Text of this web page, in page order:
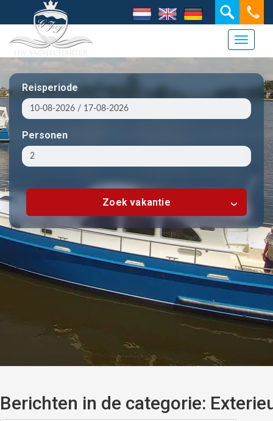
Reisperiode
Personen
Zoek vakantie
Toggle
Berichten in de categorie: